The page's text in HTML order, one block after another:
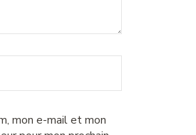
mon e-mail et mon